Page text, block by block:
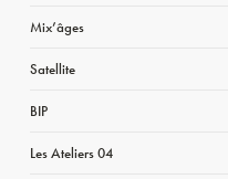
Mix’âges
Satellite
BIP
Les Ateliers 04